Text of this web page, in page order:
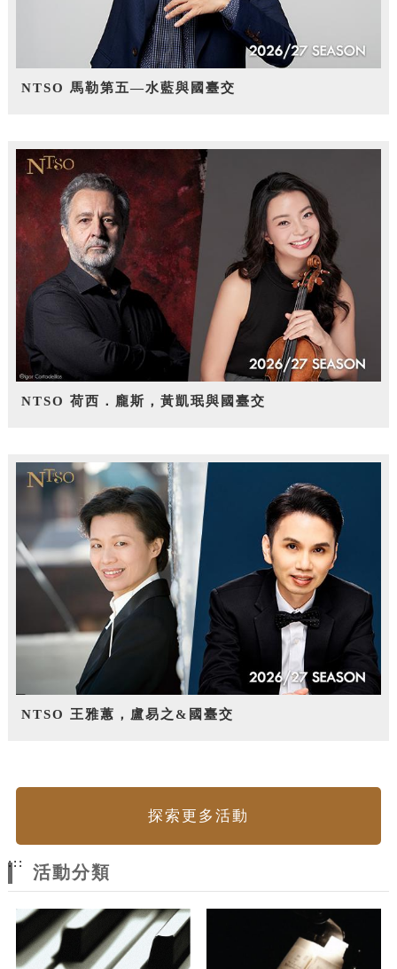
NTSO 馬勒第五—水藍與國臺交
NTSO 荷西．龐斯，黃凱珉與國臺交
NTSO 王雅蕙，盧易之&國臺交
探索更多活動
:::
活動分類